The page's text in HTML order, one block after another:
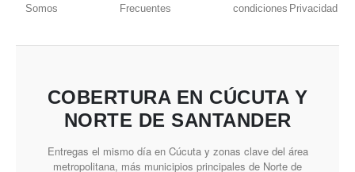
Somos
Frecuentes
condiciones Privacidad
COBERTURA EN CÚCUTA Y
NORTE DE SANTANDER
Entregas el mismo día en Cúcuta y zonas clave del área
metropolitana, más municipios principales de Norte de